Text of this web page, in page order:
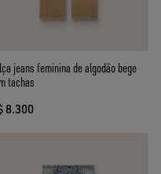
jeans feminina de algodão bege
tachas
8.300